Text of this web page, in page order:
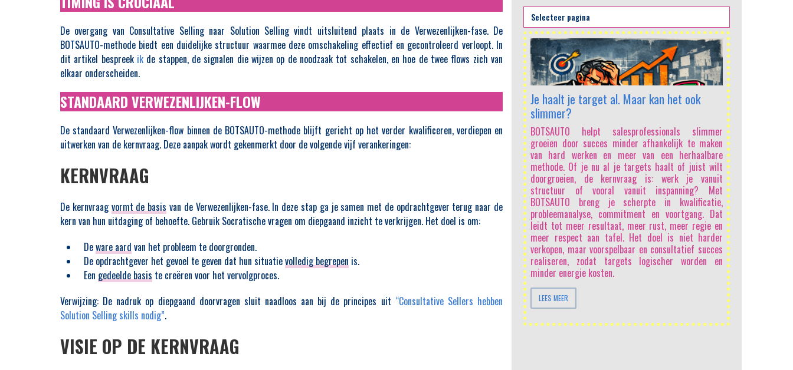
De overgang van Consultative Selling naar Solution Selling vindt uitsluitend plaats in de Verwezenlijken-fase. De
BOTSAUTO-methode biedt een duidelijke structuur waarmee deze omschakeling effectief en gecontroleerd verloopt. In
dit artikel bespreek ik de stappen, de signalen die wijzen op de noodzaak tot schakelen, en hoe de twee flows zich van
elkaar onderscheiden.
STANDAARD VERWEZENLIJKEN-FLOW
De standaard Verwezenlijken-flow binnen de BOTSAUTO-methode blijft gericht op het verder kwalificeren, verdiepen en
uitwerken van de kernvraag. Deze aanpak wordt gekenmerkt door de volgende vijf verankeringen:
KERNVRAAG
De kernvraagvormt de basis van de Verwezenlijken-fase. In deze stap ga je samen met de opdrachtgever terug naar de
kern van hun uitdaging of behoefte. Gebruik Socratische vragen om diepgaand inzicht te verkrijgen. Het doel is om:
Deware aard van het probleem te doorgronden.
De opdrachtgever het gevoel te geven dat hun situatievolledig begrepen is.
Een gedeelde basis te creëren voor het vervolgproces.
Verwijzing: De nadruk op diepgaand doorvragen sluit naadloos aan bij de principes uit “Consultative Sellers hebben
Solution Selling skills nodig”.
VISIE OP DE KERNVRAAG
Je haalt je target al. Maar kan het ook
slimmer?
BOTSAUTO helpt salesprofessionals slimmer
groeien door succes minder afhankelijk te maken
van hard werken en meer van een herhaalbare
methode. Of je nu al je targets haalt of juist wilt
doorgroeien, de kernvraag is: werk je vanuit
structuur of vooral vanuit inspanning? Met
BOTSAUTO breng je scherpte in kwalificatie,
probleemanalyse, commitment en voortgang. Dat
leidt tot meer resultaat, meer rust, meer regie en
meer respect aan tafel. Het doel is niet harder
verkopen, maar voorspelbaar en consultatief succes
realiseren, zodat targets logischer worden en
minder energie kosten.
LEES MEER